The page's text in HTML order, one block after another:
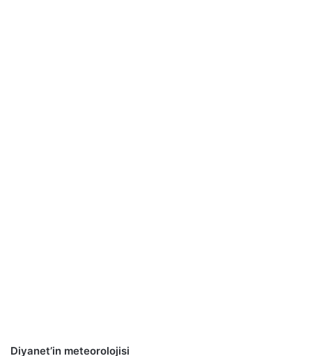
Diyanet’in meteorolojisi